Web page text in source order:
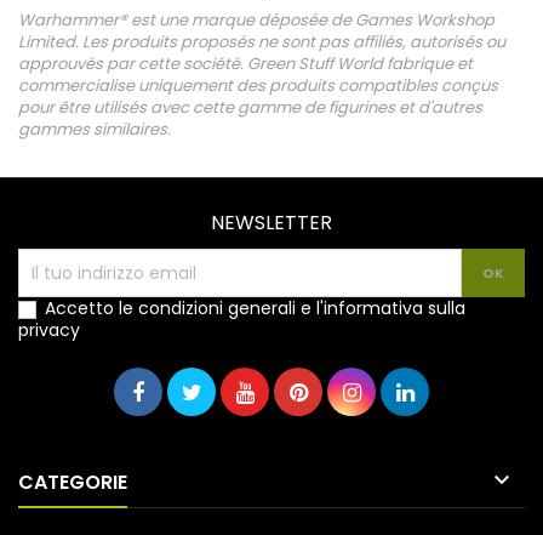
Warhammer® est une marque déposée de Games Workshop
Limited. Les produits proposés ne sont pas affiliés, autorisés ou
approuvés par cette société. Green Stuff World fabrique et
commercialise uniquement des produits compatibles conçus
pour être utilisés avec cette gamme de figurines et d'autres
gammes similaires.
NEWSLETTER
Accetto le condizioni generali e l'informativa sulla
privacy
CATEGORIE 